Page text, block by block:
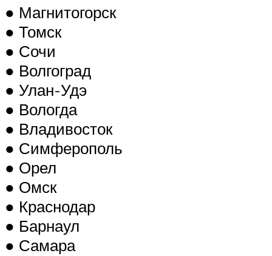
● Магнитогорск
● Томск
● Сочи
● Волгоград
● Улан-Удэ
● Вологда
● Владивосток
● Симферополь
● Орел
● Омск
● Краснодар
● Барнаул
● Самара